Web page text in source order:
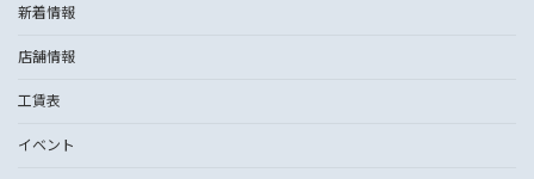
新着情報
店舗情報
工賃表
イベント